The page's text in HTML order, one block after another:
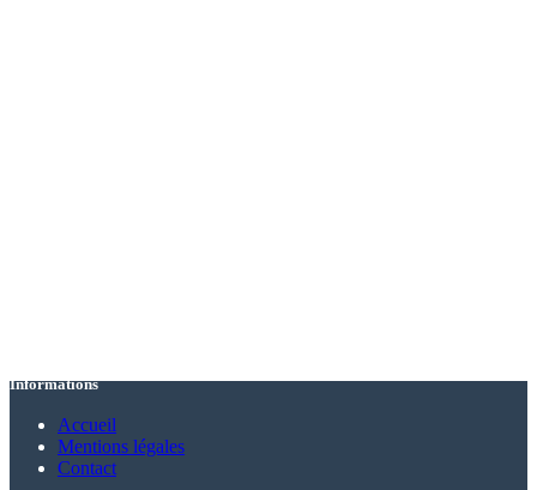
Informations
Accueil
Mentions légales
Contact